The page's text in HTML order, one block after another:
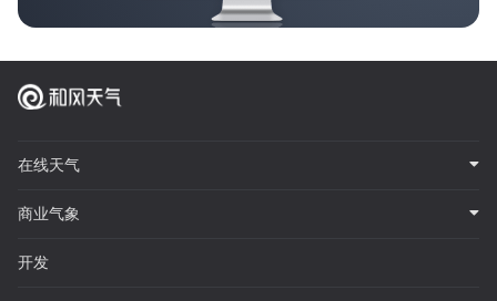
在线天气
商业气象
开发